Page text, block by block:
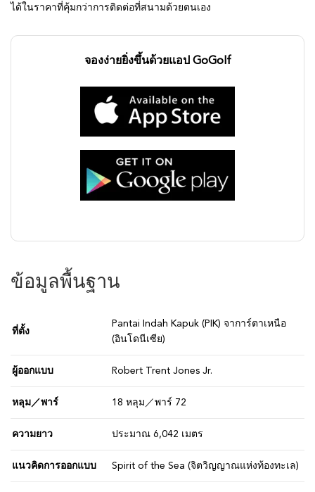
ได้ในราคาที่คุ้มกว่าการติดต่อที่สนามด้วยตนเอง
จองง่ายยิ่งขึ้นด้วยแอป GoGolf
ข้อมูลพื้นฐาน
ที่ตั้ง
Pantai Indah Kapuk (PIK) จาการ์ตาเหนือ
(อินโดนีเซีย)
ผู้ออกแบบ Robert Trent Jones Jr.
หลุม／พาร์ 18 หลุม／พาร์ 72
ความยาว ประมาณ 6,042 เมตร
แนวคิดการออกแบบ Spirit of the Sea (จิตวิญญาณแห่งท้องทะเล)